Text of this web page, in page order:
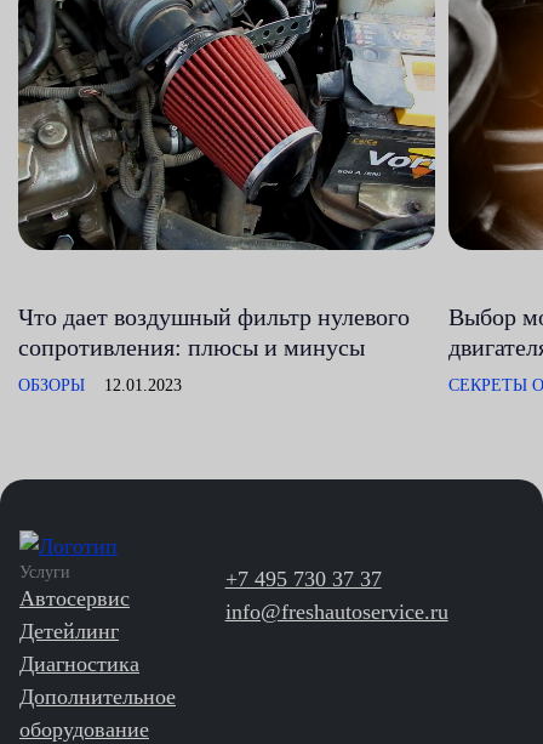
Что дает воздушный фильтр нулевого
сопротивления: плюсы и минусы
ОБЗОРЫ 12.01.2023
Выбор
СЕКРЕТЫ
Услуги
Автосервис
Детейлинг
Диагностика
Дополнительное
оборудование
+7 495 730 37 37
info@freshautoservice.ru